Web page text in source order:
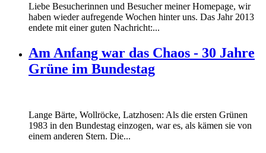
Liebe Besucherinnen und Besucher meiner Homepage, wir
haben wieder aufregende Wochen hinter uns. Das Jahr 2013
endete mit einer guten Nachricht:...
Am Anfang war das Chaos - 30 Jahre
Grüne im Bundestag
Lange Bärte, Wollröcke, Latzhosen: Als die ersten Grünen
1983 in den Bundestag einzogen, war es, als kämen sie von
einem anderen Stern. Die...